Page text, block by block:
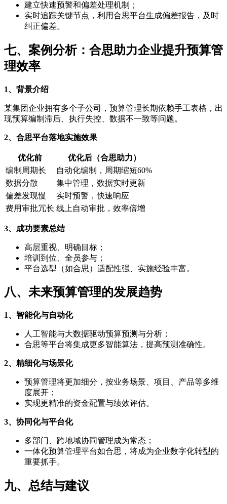
建立快速预警和偏差处理机制；
实时追踪关键节点，利用合思平台生成偏差报告，及时
纠正偏差。
七、案例分析：合思助力企业提升预算管
理效率
1、背景介绍
某集团企业拥有多个子公司，预算管理长期依赖手工表格，出
现预算编制滞后、执行失控、数据不一致等问题。
2、合思平台落地实施效果
优化前
优化后（合思助力）
编制周期长
自动化编制，周期缩短60%
数据分散
集中管理，数据实时更新
偏差发现慢
实时预警，快速响应
费用审批冗长 线上自动审批，效率倍增
3、成功要素总结
高层重视、明确目标；
培训到位、全员参与；
平台选型（如合思）适配性强、实施经验丰富。
八、未来预算管理的发展趋势
1、智能化与自动化
人工智能与大数据驱动预算预测与分析；
合思等平台将集成更多智能算法，提高预测准确性。
2、精细化与场景化
预算管理将更加细分，按业务场景、项目、产品等多维
度展开；
实现更精准的资金配置与绩效评估。
3、协同化与平台化
多部门、跨地域协同管理成为常态；
一体化预算管理平台如合思，将成为企业数字化转型的
重要抓手。
九、总结与建议